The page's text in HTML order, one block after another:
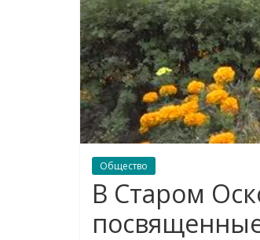
Общество
В Старом